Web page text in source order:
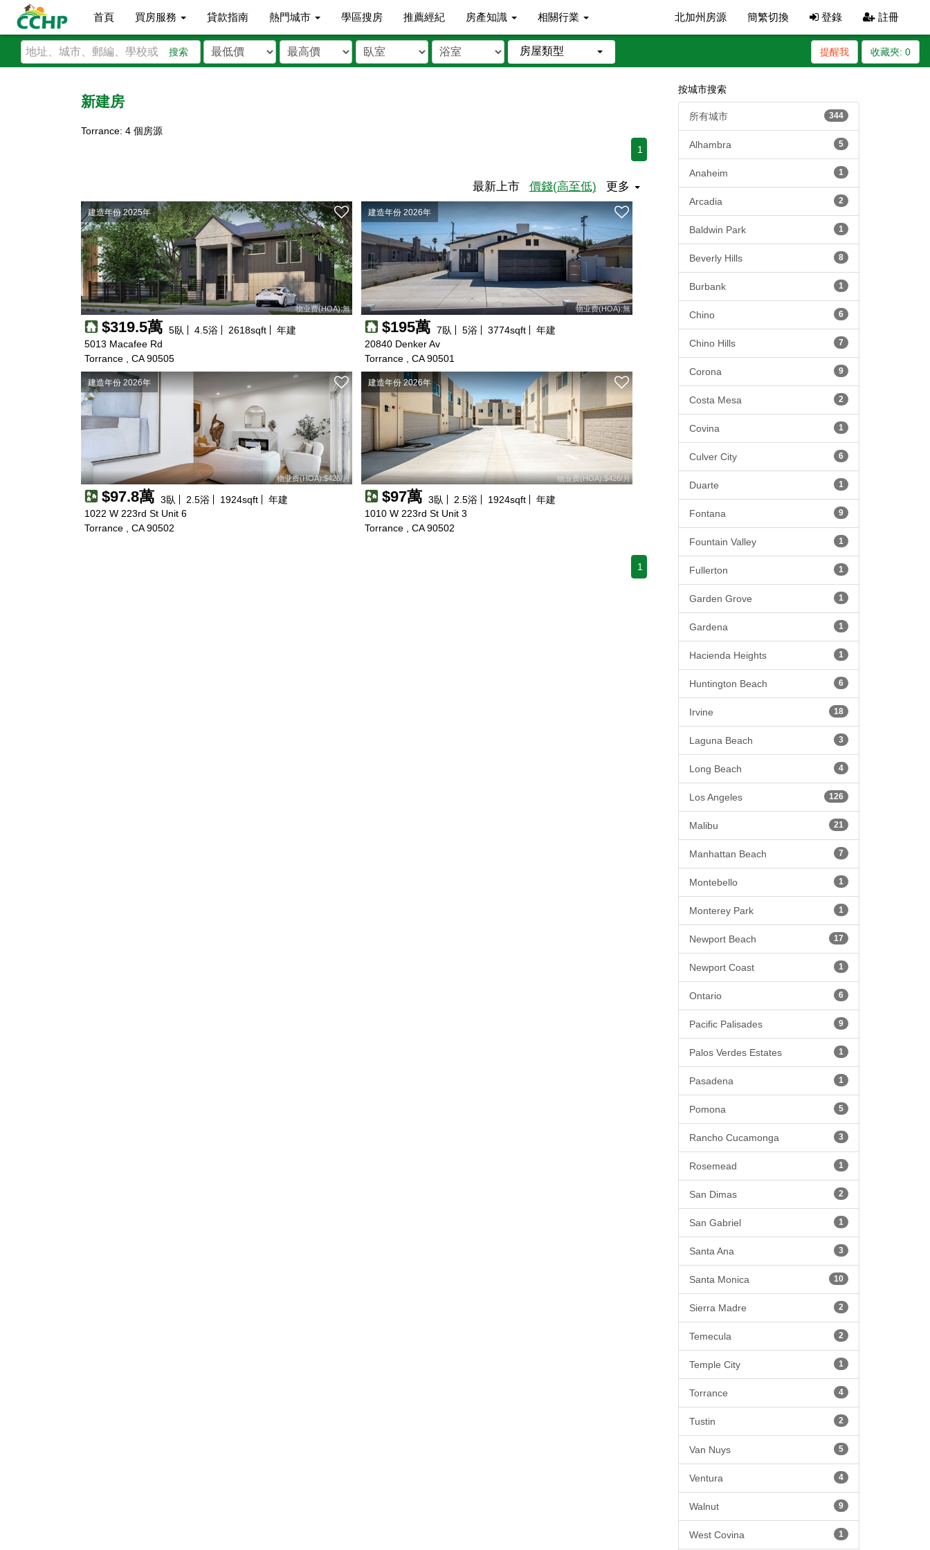
首頁 買房服務 貸款指南 熱門城市 學區搜房 推薦經紀 房產知識 相關行業 北加州房源 簡繁切換 登錄 註冊
搜索 房屋類型 收藏夾: 0
提醒我
新建房
Torrance: 4 個房源
1
最新上市 價錢(高至低) 更多
建造年份 2025年
物业费(HOA):無
$319.5萬 5臥 4.5浴 2618sqft
年建
5013 Macafee Rd
Torrance , CA 90505
建造年份 2026年
物业费(HOA):無
$195萬 7臥 5浴 3774sqft
年建
20840 Denker Av
Torrance , CA 90501
建造年份 2026年
物业费(HOA):$426/月
$97.8萬 3臥 2.5浴 1924sqft
年建
1022 W 223rd St Unit 6
Torrance , CA 90502
建造年份 2026年
物业费(HOA):$426/月
$97萬 3臥 2.5浴 1924sqft
年建
1010 W 223rd St Unit 3
Torrance , CA 90502
1
按城市搜索
344
所有城市
5
Alhambra
1
Anaheim
2
Arcadia
1
Baldwin Park
8
Beverly Hills
1
Burbank
6
Chino
7
Chino Hills
9
Corona
2
Costa Mesa
1
Covina
6
Culver City
1
Duarte
9
Fontana
1
Fountain Valley
1
Fullerton
1
Garden Grove
1
Gardena
1
Hacienda Heights
6
Huntington Beach
18
Irvine
3
Laguna Beach
4
Long Beach
126
Los Angeles
21
Malibu
7
Manhattan Beach
1
Montebello
1
Monterey Park
17
Newport Beach
1
Newport Coast
6
Ontario
9
Pacific Palisades
1
Palos Verdes Estates
1
Pasadena
5
Pomona
3
Rancho Cucamonga
1
Rosemead
2
San Dimas
1
San Gabriel
3
Santa Ana
10
Santa Monica
2
Sierra Madre
2
Temecula
1
Temple City
4
Torrance
2
Tustin
5
Van Nuys
4
Ventura
9
Walnut
1
West Covina